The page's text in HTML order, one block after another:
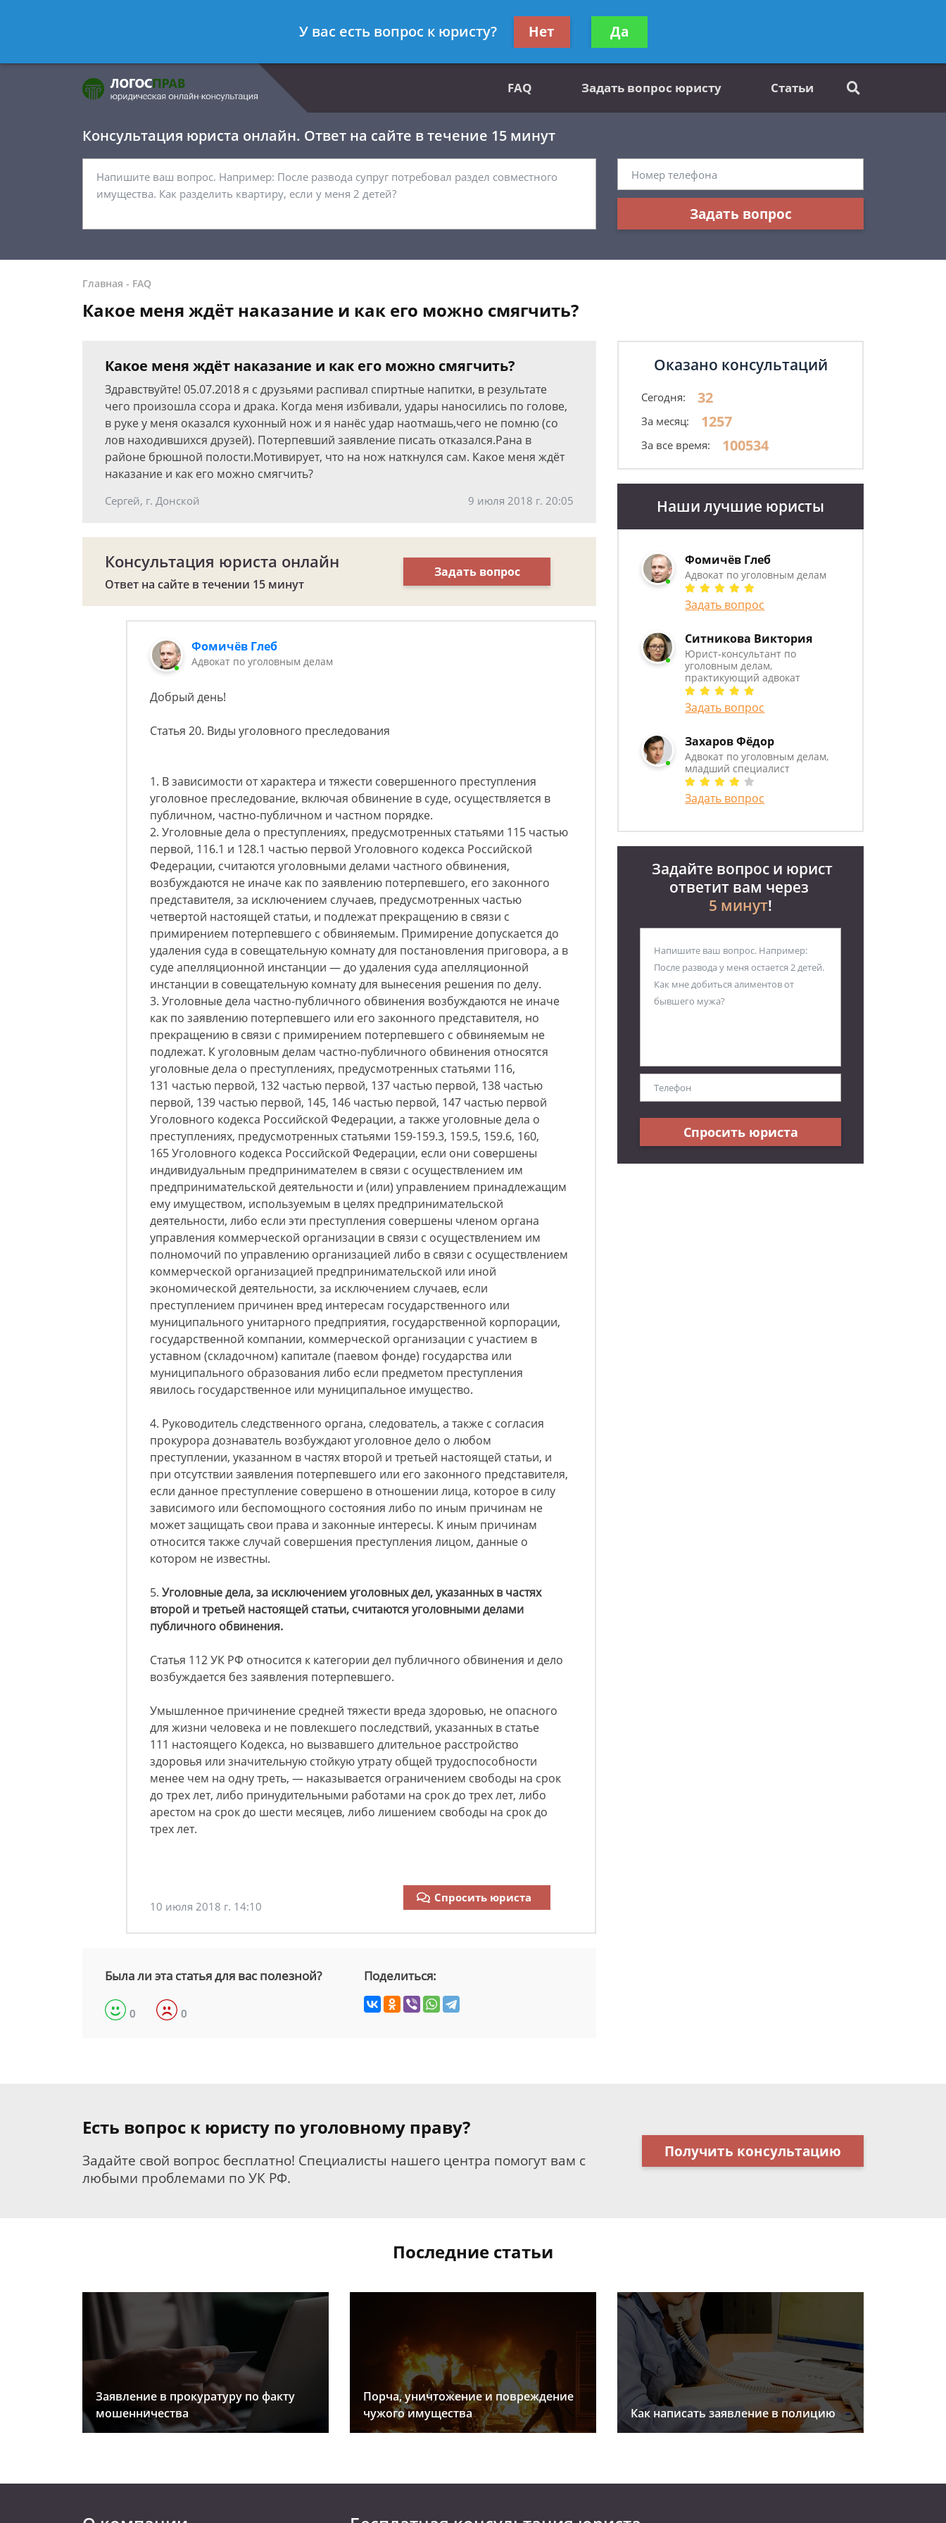
- Адвокат по уголовным делам
Получите консультацию
бесплатно
FAQ Задать вопрос юристу Статьи
Консультация юриста онлайн. Ответ на сайте в течение 15 минут
Задать вопрос
Главная - FAQ
Какое меня ждёт наказание и как его можно смягчить?
Какое меня ждёт наказание и как его можно смягчить?
Здравствуйте! 05.07.2018 я с друзьями распивал спиртные напитки, в результате
чего произошла ссора и драка. Когда меня избивали, удары наносились по голове,
в руке у меня оказался кухонный нож и я нанёс удар наотмашь,чего не помню (со
лов находившихся друзей). Потерпевший заявление писать отказался.Рана в
районе брюшной полости.Мотивирует, что на нож наткнулся сам. Какое меня ждёт
наказание и как его можно смягчить?
Сергей, г. Донской 9 июля 2018 г. 20:05
Консультация юриста онлайн
Ответ на сайте в течении 15 минут
Задать вопрос
Фомичёв Глеб
Адвокат по уголовным делам
Добрый день!
Статья 20. Виды уголовного преследования
1. В зависимости от характера и тяжести совершенного преступления
уголовное преследование, включая обвинение в суде, осуществляется в
публичном, частно-публичном и частном порядке.
2. Уголовные дела о преступлениях, предусмотренных статьями 115 частью
первой, 116.1 и 128.1 частью первой Уголовного кодекса Российской
Федерации, считаются уголовными делами частного обвинения,
возбуждаются не иначе как по заявлению потерпевшего, его законного
представителя, за исключением случаев, предусмотренных частью
четвертой настоящей статьи, и подлежат прекращению в связи с
примирением потерпевшего с обвиняемым. Примирение допускается до
удаления суда в совещательную комнату для постановления приговора, а в
суде апелляционной инстанции — до удаления суда апелляционной
инстанции в совещательную комнату для вынесения решения по делу.
3. Уголовные дела частно-публичного обвинения возбуждаются не иначе
как по заявлению потерпевшего или его законного представителя, но
прекращению в связи с примирением потерпевшего с обвиняемым не
подлежат. К уголовным делам частно-публичного обвинения относятся
уголовные дела о преступлениях, предусмотренных статьями 116,
131 частью первой, 132 частью первой, 137 частью первой, 138 частью
первой, 139 частью первой, 145, 146 частью первой, 147 частью первой
Уголовного кодекса Российской Федерации, а также уголовные дела о
преступлениях, предусмотренных статьями 159-159.3, 159.5, 159.6, 160,
165 Уголовного кодекса Российской Федерации, если они совершены
индивидуальным предпринимателем в связи с осуществлением им
предпринимательской деятельности и (или) управлением принадлежащим
ему имуществом, используемым в целях предпринимательской
деятельности, либо если эти преступления совершены членом органа
управления коммерческой организации в связи с осуществлением им
полномочий по управлению организацией либо в связи с осуществлением
коммерческой организацией предпринимательской или иной
экономической деятельности, за исключением случаев, если
преступлением причинен вред интересам государственного или
муниципального унитарного предприятия, государственной корпорации,
государственной компании, коммерческой организации с участием в
уставном (складочном) капитале (паевом фонде) государства или
муниципального образования либо если предметом преступления
явилось государственное или муниципальное имущество.
4. Руководитель следственного органа, следователь, а также с согласия
прокурора дознаватель возбуждают уголовное дело о любом
преступлении, указанном в частях второй и третьей настоящей статьи, и
при отсутствии заявления потерпевшего или его законного представителя,
если данное преступление совершено в отношении лица, которое в силу
зависимого или беспомощного состояния либо по иным причинам не
может защищать свои права и законные интересы. К иным причинам
относится также случай совершения преступления лицом, данные о
котором не известны.
5. Уголовные дела, за исключением уголовных дел, указанных в частях
второй и третьей настоящей статьи, считаются уголовными делами
публичного обвинения.
Статья 112 УК РФ относится к категории дел публичного обвинения и дело
возбуждается без заявления потерпевшего.
Умышленное причинение средней тяжести вреда здоровью, не опасного
для жизни человека и не повлекшего последствий, указанных в статье
111 настоящего Кодекса, но вызвавшего длительное расстройство
здоровья или значительную стойкую утрату общей трудоспособности
менее чем на одну треть, — наказывается ограничением свободы на срок
до трех лет, либо принудительными работами на срок до трех лет, либо
арестом на срок до шести месяцев, либо лишением свободы на срок до
трех лет.
10 июля 2018 г. 14:10
Спросить юриста
Была ли эта статья для вас полезной?
0 0
Поделиться:
Оказано консультаций
Сегодня: 32
За месяц: 1257
За все время: 100534
Наши лучшие юристы
Фомичёв Глеб
Адвокат по уголовным делам
Задать вопрос
Ситникова Виктория
Юрист-консультант по
уголовным делам,
практикующий адвокат
Задать вопрос
Захаров Фёдор
Адвокат по уголовным делам,
младший специалист
Задать вопрос
Задайте вопрос и юрист
ответит вам через
5 минут!
Спросить юриста
Есть вопрос к юристу по уголовному праву?
Задайте свой вопрос бесплатно! Специалисты нашего центра помогут вам с
любыми проблемами по УК РФ.
Получить консультацию
Последние статьи
Заявление в прокуратуру по факту
мошенничества
Порча, уничтожение и повреждение
чужого имущества
Как написать заявление в полицию
У вас есть вопрос к юристу? Нет Да